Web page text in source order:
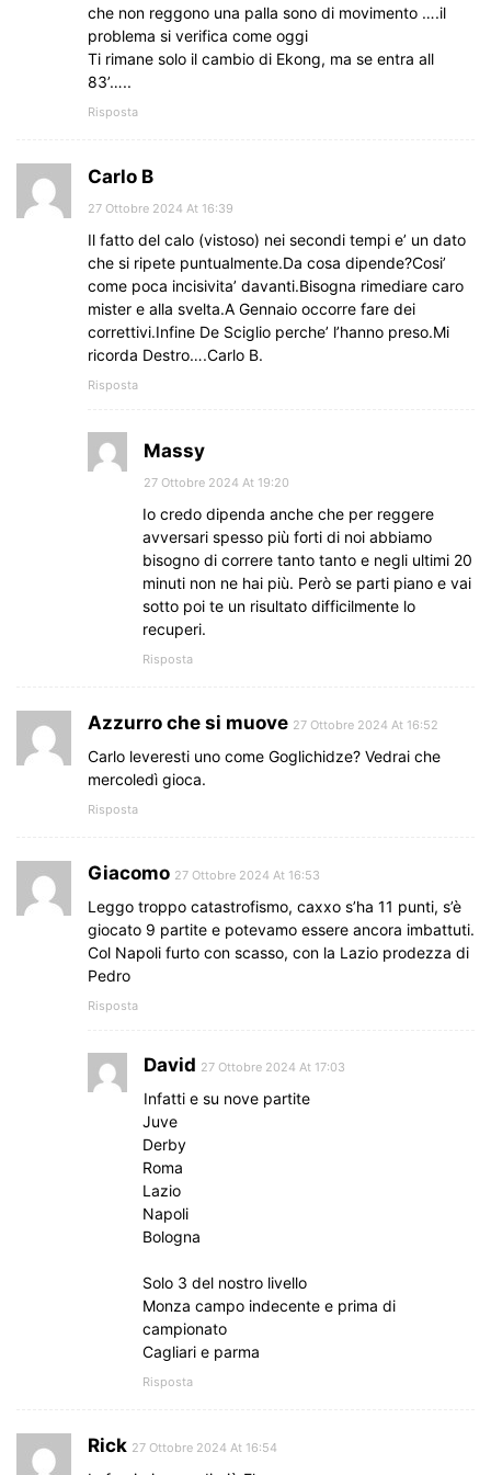
che non reggono una palla sono di movimento ….il
problema si verifica come oggi
Ti rimane solo il cambio di Ekong, ma se entra all
83’…..
Risposta
Carlo B
27 Ottobre 2024 At 16:39
Il fatto del calo (vistoso) nei secondi tempi e’ un dato
che si ripete puntualmente.Da cosa dipende?Cosi’
come poca incisivita’ davanti.Bisogna rimediare caro
mister e alla svelta.A Gennaio occorre fare dei
correttivi.Infine De Sciglio perche’ l’hanno preso.Mi
ricorda Destro….Carlo B.
Risposta
Massy
27 Ottobre 2024 At 19:20
Io credo dipenda anche che per reggere
avversari spesso più forti di noi abbiamo
bisogno di correre tanto tanto e negli ultimi 20
minuti non ne hai più. Però se parti piano e vai
sotto poi te un risultato difficilmente lo
recuperi.
Risposta
Azzurro che si muove 27 Ottobre 2024 At 16:52
Carlo leveresti uno come Goglichidze? Vedrai che
mercoledì gioca.
Risposta
Giacomo 27 Ottobre 2024 At 16:53
Leggo troppo catastrofismo, caxxo s’ha 11 punti, s’è
giocato 9 partite e potevamo essere ancora imbattuti.
Col Napoli furto con scasso, con la Lazio prodezza di
Pedro
Risposta
David 27 Ottobre 2024 At 17:03
Infatti e su nove partite
Juve
Derby
Roma
Lazio
Napoli
Bologna
Solo 3 del nostro livello
Monza campo indecente e prima di
campionato
Cagliari e parma
Risposta
Rick 27 Ottobre 2024 At 16:54